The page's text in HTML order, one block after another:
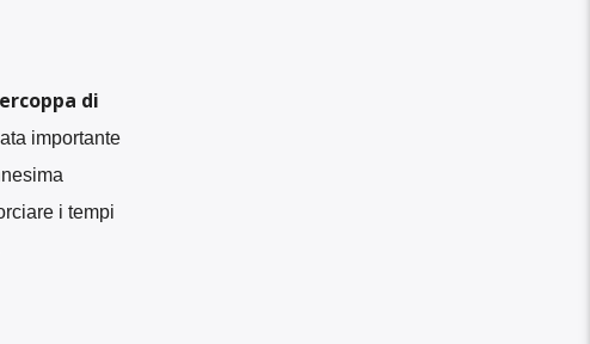
di
importante
i tempi